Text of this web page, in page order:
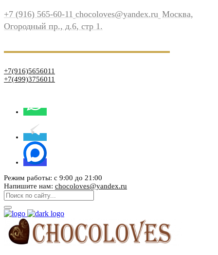
+7 (916) 565-60-11 chocoloves@yandex.ru Москва,
Огородный пр., д.6, стр 1.
+7(916)5656011
+7(499)3756011
Режим работы: с 9:00 до 21:00
Напишите нам: chocoloves@yandex.ru